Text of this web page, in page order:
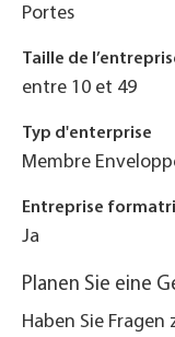
Portes
Taille de
entre 10 et 49
Typ d'enterprise
Membre
Entreprise
Ja
Planen Sie eine
Haben Sie